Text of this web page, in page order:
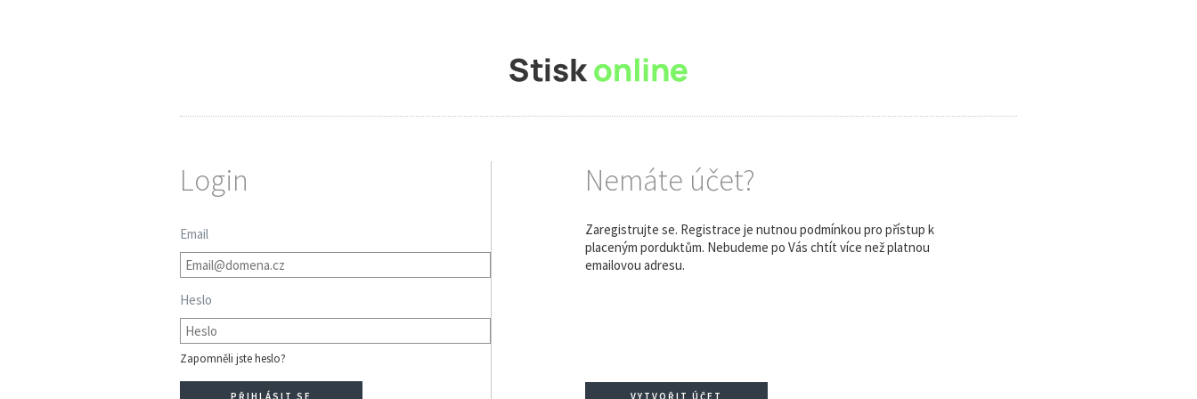
Login
Email
Heslo
Zapomněli jste heslo?
Nemáte účet?
Zaregistrujte se. Registrace je nutnou podmínkou pro přístup k
placeným porduktům. Nebudeme po Vás chtít více než platnou
emailovou adresu.
VYTVOŘIT ÚČET